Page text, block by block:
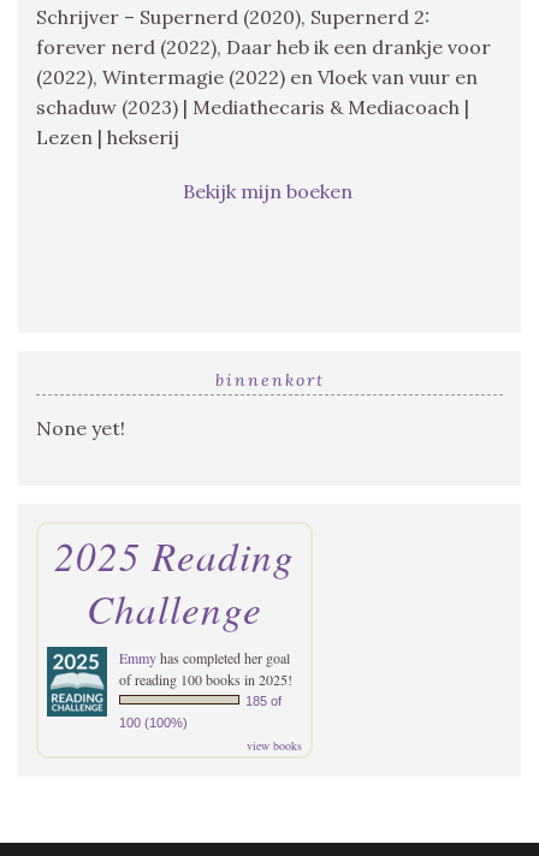
Schrijver – Supernerd (2020), Supernerd 2:
forever nerd (2022), Daar heb ik een drankje voor
(2022), Wintermagie (2022) en Vloek van vuur en
schaduw (2023) | Mediathecaris & Mediacoach |
Lezen | hekserij
Bekijk mijn boeken
binnenkort
None yet!
2025 Reading
Challenge
Emmyhas completed her goal
of reading 100 books in 2025!
185 of
100 (100%)
view books